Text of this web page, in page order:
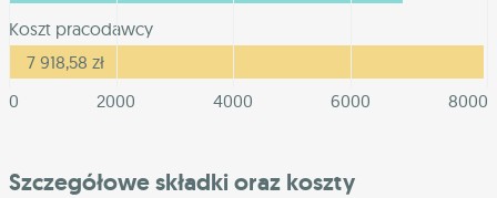
Koszt pracodawcy
7 918,58 zł
0
2000 4000 6000 8000
Szczegółowe składki oraz koszty